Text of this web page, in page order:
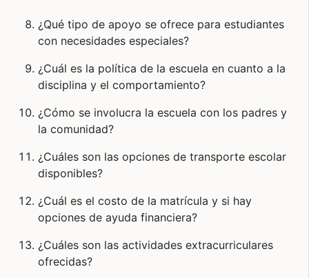
¿Qué tipo de apoyo se ofrece para estudiantes
con necesidades especiales?
¿Cuál es la política de la escuela en cuanto a la
disciplina y el comportamiento?
¿Cómo se involucra la escuela con los padres y
la comunidad?
¿Cuáles son las opciones de transporte escolar
disponibles?
¿Cuál es el costo de la matrícula y si hay
opciones de ayuda financiera?
¿Cuáles son las actividades extracurriculares
ofrecidas?